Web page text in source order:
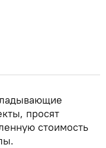
просят
стоимость